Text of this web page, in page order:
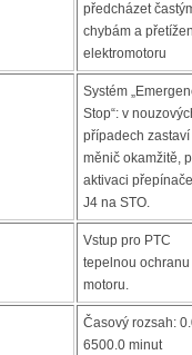
předcházet
chybám a
elektromotoru
Systém
Stop“: v
případech zastaví
měnič okamžitě,
aktivaci přepínače
J4 na STO.
Vstup pro PTC
tepelnou ochranu
motoru.
Časový rozsah:
6500.0 minut